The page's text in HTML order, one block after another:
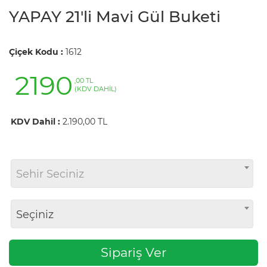
YAPAY 21'li Mavi Gül Buketi
Çiçek Kodu : 1612
2190 ,00 TL
(KDV DAHİL)
KDV Dahil : 2.190,00 TL
Sehir Seciniz
Seçiniz
Sipariş Ver